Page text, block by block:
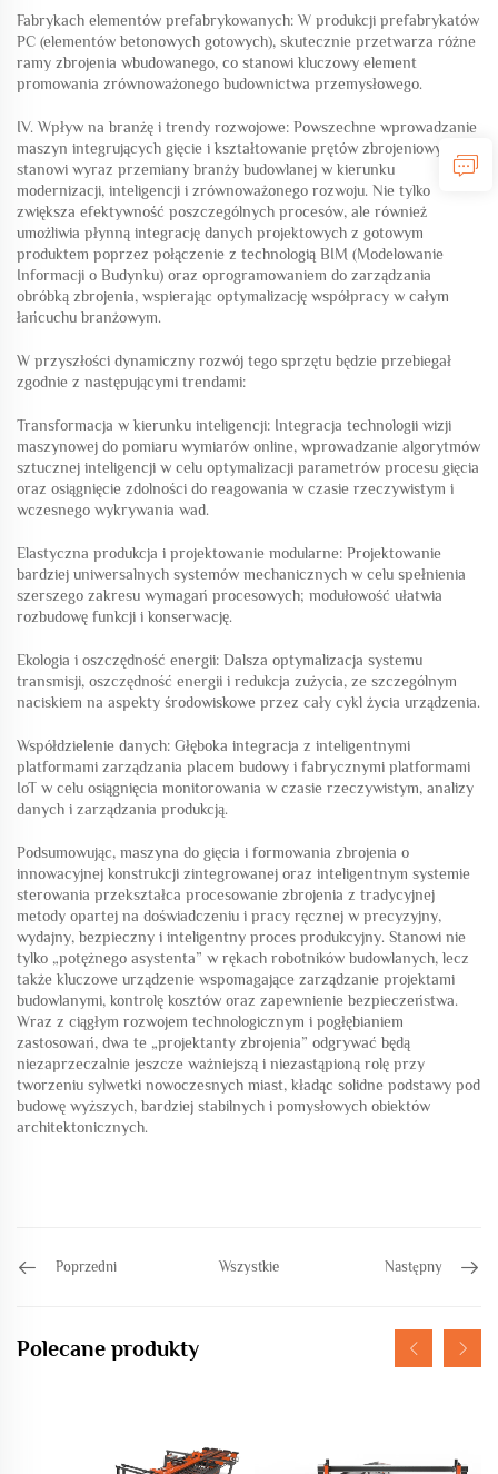
Fabrykach elementów prefabrykowanych: W produkcji prefabrykatów
PC (elementów betonowych gotowych), skutecznie przetwarza różne
ramy zbrojenia wbudowanego, co stanowi kluczowy element
promowania zrównoważonego budownictwa przemysłowego.
IV. Wpływ na branżę i trendy rozwojowe: Powszechne wprowadzanie
maszyn integrujących gięcie i kształtowanie prętów zbrojeniowych
stanowi wyraz przemiany branży budowlanej w kierunku
modernizacji, inteligencji i zrównoważonego rozwoju. Nie tylko
zwiększa efektywność poszczególnych procesów, ale również
umożliwia płynną integrację danych projektowych z gotowym
produktem poprzez połączenie z technologią BIM (Modelowanie
Informacji o Budynku) oraz oprogramowaniem do zarządzania
obróbką zbrojenia, wspierając optymalizację współpracy w całym
łańcuchu branżowym.
W przyszłości dynamiczny rozwój tego sprzętu będzie przebiegał
zgodnie z następującymi trendami:
Transformacja w kierunku inteligencji: Integracja technologii wizji
maszynowej do pomiaru wymiarów online, wprowadzanie algorytmów
sztucznej inteligencji w celu optymalizacji parametrów procesu gięcia
oraz osiągnięcie zdolności do reagowania w czasie rzeczywistym i
wczesnego wykrywania wad.
Elastyczna produkcja i projektowanie modularne: Projektowanie
bardziej uniwersalnych systemów mechanicznych w celu spełnienia
szerszego zakresu wymagań procesowych; modułowość ułatwia
rozbudowę funkcji i konserwację.
Ekologia i oszczędność energii: Dalsza optymalizacja systemu
transmisji, oszczędność energii i redukcja zużycia, ze szczególnym
naciskiem na aspekty środowiskowe przez cały cykl życia urządzenia.
Współdzielenie danych: Głęboka integracja z inteligentnymi
platformami zarządzania placem budowy i fabrycznymi platformami
IoT w celu osiągnięcia monitorowania w czasie rzeczywistym, analizy
danych i zarządzania produkcją.
Podsumowując, maszyna do gięcia i formowania zbrojenia o
innowacyjnej konstrukcji zintegrowanej oraz inteligentnym systemie
sterowania przekształca procesowanie zbrojenia z tradycyjnej
metody opartej na doświadczeniu i pracy ręcznej w precyzyjny,
wydajny, bezpieczny i inteligentny proces produkcyjny. Stanowi nie
tylko „potężnego asystenta” w rękach robotników budowlanych, lecz
także kluczowe urządzenie wspomagające zarządzanie projektami
budowlanymi, kontrolę kosztów oraz zapewnienie bezpieczeństwa.
Wraz z ciągłym rozwojem technologicznym i pogłębianiem
zastosowań, dwa te „projektanty zbrojenia” odgrywać będą
niezaprzeczalnie jeszcze ważniejszą i niezastąpioną rolę przy
tworzeniu sylwetki nowoczesnych miast, kładąc solidne podstawy pod
budowę wyższych, bardziej stabilnych i pomysłowych obiektów
architektonicznych.
Poprzedni Wszystkie Następny
Polecane produkty